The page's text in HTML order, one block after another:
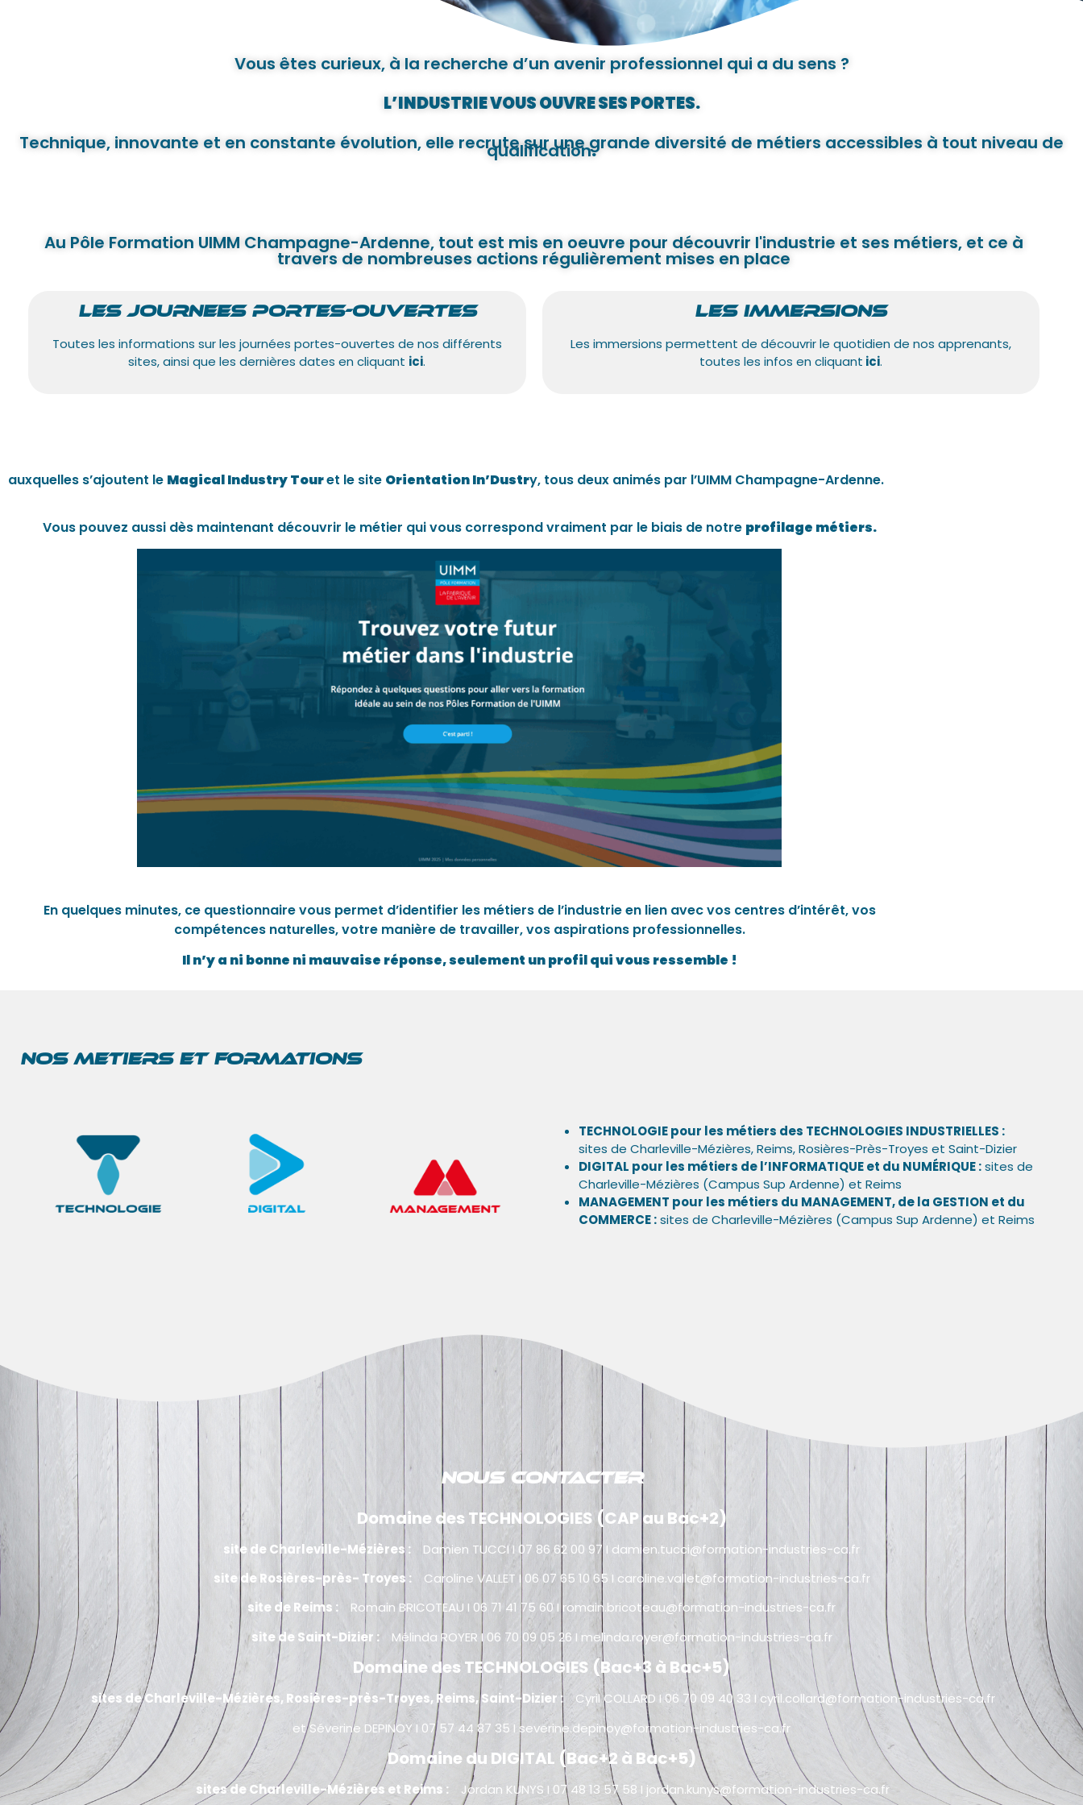
Vous êtes curieux, à la recherche d’un avenir professionnel qui a du sens ?
L’INDUSTRIE VOUS OUVRE SES PORTES.
Technique, innovante et en constante évolution, elle recrute sur une grande diversité de métiers accessibles à tout niveau de
qualification.
Au Pôle Formation UIMM Champagne-Ardenne, tout est mis en oeuvre pour découvrir l'industrie et ses métiers, et ce à
travers de nombreuses actions régulièrement mises en place
LES JOURNEES PORTES-OUVERTES
Toutes les informations sur les journées portes-ouvertes de nos différents
sites, ainsi que les dernières dates en cliquant ici.
LES IMMERSIONS
Les immersions permettent de découvrir le quotidien de nos apprenants,
toutes les infos en cliquant ici.
auxquelles s’ajoutent le Magical Industry Touret le site Orientation In’Dustry, tous deux animés par l’UIMM Champagne-Ardenne.
Vous pouvez aussi dès maintenant découvrir le métier qui vous correspond vraiment par le biais de notre profilage métiers.
En quelques minutes, ce questionnaire vous permet d’identifier les métiers de l’industrie en lien avec vos centres d’intérêt, vos
compétences naturelles, votre manière de travailler, vos aspirations professionnelles.
Il n’y a ni bonne ni mauvaise réponse, seulement un profil qui vous ressemble !
NOS METIERS ET FORMATIONS
TECHNOLOGIE pour les métiers des TECHNOLOGIES INDUSTRIELLES :
sites de Charleville-Mézières, Reims, Rosières-Près-Troyes et Saint-Dizier
DIGITAL pour les métiers de l’INFORMATIQUE et du NUMÉRIQUE :sites de
Charleville-Mézières (Campus Sup Ardenne) et Reims
MANAGEMENT pour les métiers du MANAGEMENT, de la GESTION et du
COMMERCE :sites de Charleville-Mézières (Campus Sup Ardenne) et Reims
NOUS CONTACTER
Domaine des TECHNOLOGIES (CAP au Bac+2)
site de Charleville-Mézières : Damien TUCCI I 07 86 62 00 97 I damien.tucci@formation-industries-ca.fr
site de Rosières-près- Troyes : Caroline VALLET I 06 07 65 10 65 I caroline.vallet@formation-industries-ca.fr
site de Reims : Romain BRICOTEAU I 06 71 41 75 60 Iromain.bricoteau@formation-industries-ca.fr
site de Saint-Dizier : Mélinda ROYER I 06 70 09 05 26 I melinda.royer@formation-industries-ca.fr
Domaine des TECHNOLOGIES (Bac+3 à Bac+5)
sites de Charleville-Mézières, Rosières-près-Troyes, Reims, Saint-Dizier : Cyril COLLARD I 06 70 09 40 33 I cyril.collard@formation-industries-ca.fr
et Séverine DEPINOY I 07 57 44 87 35 I severine.depinoy@formation-industries-ca.fr
Domaine du DIGITAL (Bac+2 à Bac+5)
sites de Charleville-Mézières et Reims : Jordan KUNYS I 07 48 13 57 58 I jordan.kunys@formation-industries-ca.fr